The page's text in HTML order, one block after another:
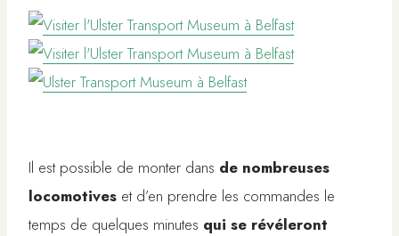
Il est possible de monter dans de nombreuses
locomotives et d’en prendre les commandes le
temps de quelques minutes qui se révéleront